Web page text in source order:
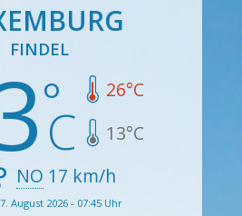
FINDEL
26°C
13°C
NO 17 km/h
August 2026 - 07:45 Uhr